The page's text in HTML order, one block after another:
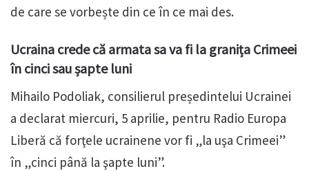
de care se vorbește din ce în ce mai des.
Ucraina crede că armata sa va fi la granița Crimeei
în cinci sau șapte luni
Mihailo Podoliak, consilierul președintelui Ucrainei
a declarat miercuri, 5 aprilie, pentru Radio Europa
Liberă că forţele ucrainene vor fi „la uşa Crimeei”
în „cinci până la şapte luni”.